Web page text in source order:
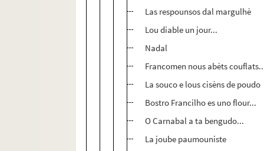
Las respounsos dal margulhè
Lou diable un jour...
Nadal
Francomen nous abèts
La souco e lous cisèns de poudo
Bostro Francilho es uno flour...
O Carnabal a ta bengudo...
La joube paumouniste